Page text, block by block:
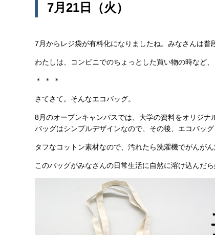
7月21日（火）
7月からレジ袋が有料化になりましたね。みなさんは普
わたしは、コンビニでのちょっとした買い物の時など
＊ ＊ ＊
さてさて。そんなエコバッグ。
8月のオープンキャンパスでは、大学の資料をオリジ
バッグはシンプルデザインなので、その後、エコバッ
タフなコットン素材なので、汚れたら洗濯機でがんがん
このバッグがみなさんの日常生活に自然に溶け込んだら